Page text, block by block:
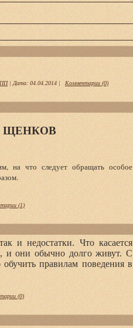
| Дата: 04.04.2014 | Комментарии (0)
ЩЕНКОВ
на что следует обращать особое
(1)
и недостатки. Что касается
и они обычно долго живут. С
правилам поведения в
(0)